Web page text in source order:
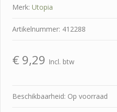
Merk: Utopia
Artikelnummer: 412288
€ 9,29 Incl. btw
Beschikbaarheid: Op voorraad